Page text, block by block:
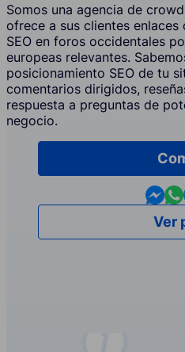
Somos una agencia de
ofrece a sus clientes
SEO en foros occidentales
europeas relevantes.
posicionamiento SEO de tu
comentarios dirigidos,
respuesta a preguntas de
negocio.
Ver